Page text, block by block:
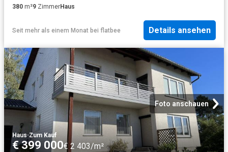
380 m²9 ZimmerHaus
Seit mehr als einem Monat bei flatbee Details ansehen
Foto anschauen
Haus·Zum Kauf
€ 399 000€ 2 403/m²